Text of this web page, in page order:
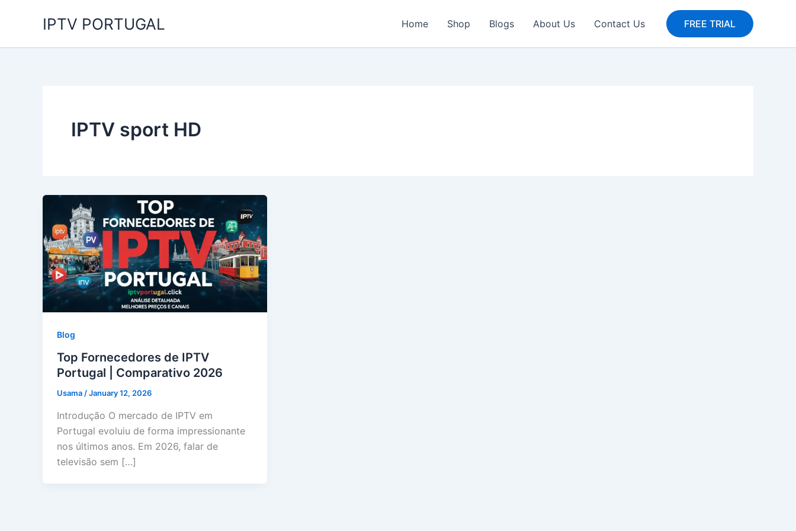
IPTV PORTUGAL Home Shop Blogs About Us Contact Us FREE TRIAL
IPTV sport HD
Blog
Top Fornecedores de IPTV
Portugal | Comparativo 2026
Usama /January 12, 2026
Introdução O mercado de IPTV em
Portugal evoluiu de forma impressionante
nos últimos anos. Em 2026, falar de
televisão sem […]